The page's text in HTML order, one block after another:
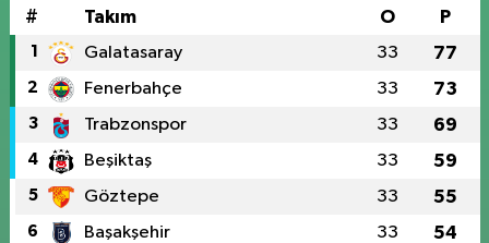
# Takım O P
1 Galatasaray 33 77
2 Fenerbahçe 33 73
3 Trabzonspor 33 69
4 Beşiktaş 33 59
5 Göztepe 33 55
6 Başakşehir 33 54